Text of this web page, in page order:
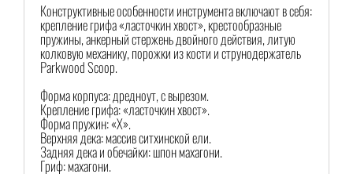
Конструктивные особенности инструмента включают в себя:
крепление грифа «ласточкин хвост», крестообразные
пружины, анкерный стержень двойного действия, литую
колковую механику, порожки из кости и струнодержатель
Parkwood Scoop.
Форма корпуса: дредноут, с вырезом.
Крепление грифа: «ласточкин хвост».
Форма пружин: «Х».
Верхняя дека: массив ситхинской ели.
Задняя дека и обечайки: шпон махагони.
Гриф: махагони.